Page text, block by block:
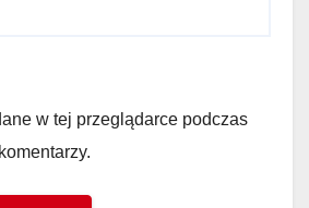
w tej przeglądarce podczas